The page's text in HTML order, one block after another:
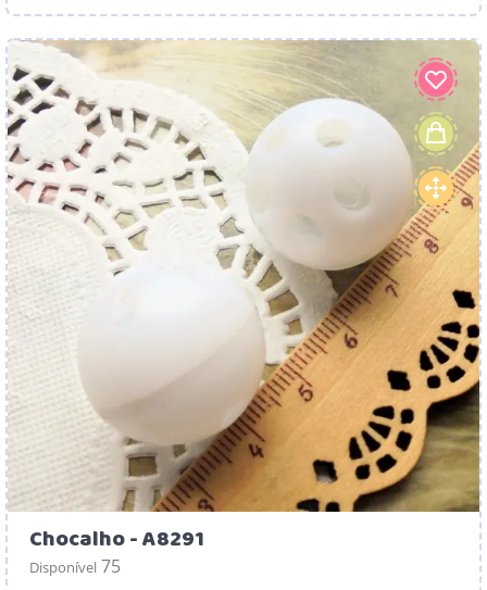
Chocalho - A8291
Disponível 75